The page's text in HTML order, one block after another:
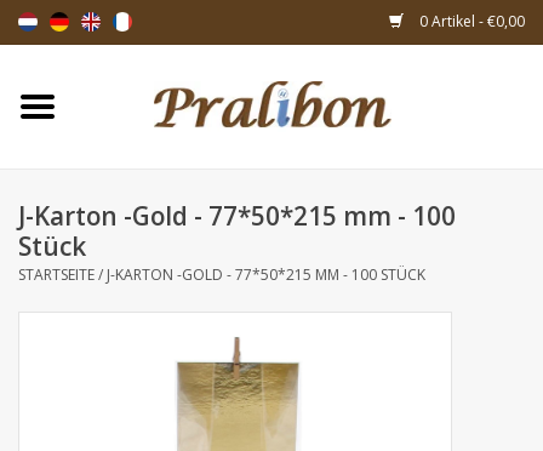
0 Artikel - €0,00
Startseite
Taschen & Beuteln
J-Karton -Gold - 77*50*215 mm - 100
Stück
STARTSEITE/ J-KARTON -GOLD - 77*50*215 MM - 100 STÜCK